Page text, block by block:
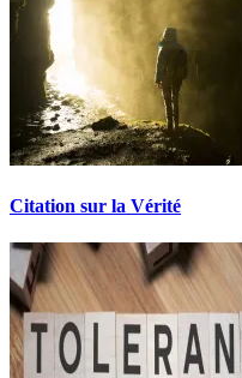
Citation sur la Vérité